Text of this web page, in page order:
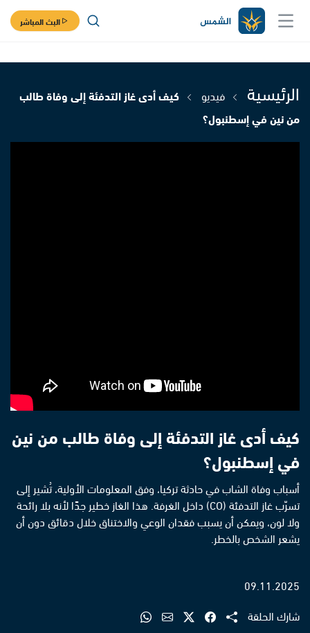
البث المباشر
الرئيسية فيديو
كيف أدى غاز التدفئة إلى وفاة طالب
من نين في إسطنبول؟
كيف أدى غاز التدفئة إلى وفاة طالب من نين
في إسطنبول؟
أسباب وفاة الشاب في حادثة تركيا، وفق المعلومات الأولية، تُشير إلى
تسرّب غاز التدفئة (CO) داخل الغرفة. هذا الغاز خطير جدًا لأنه بلا رائحة
ولا لون، ويمكن أن يسبب فقدان الوعي والاختناق خلال دقائق دون أن
يشعر الشخص بالخطر.
09.11.2025
شارك الحلقة